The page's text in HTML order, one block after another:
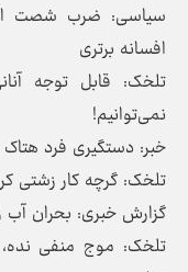
سیاسی: ضرب شصت
افسانه برتری
تلخک: قابل توجه
نمی‌توانیم!
خبر: دستگیری فرد هتاک
تلخک: گرچه کار زشتی
گزارش خبری: بحران آب
تلخک: موج منفی نده،